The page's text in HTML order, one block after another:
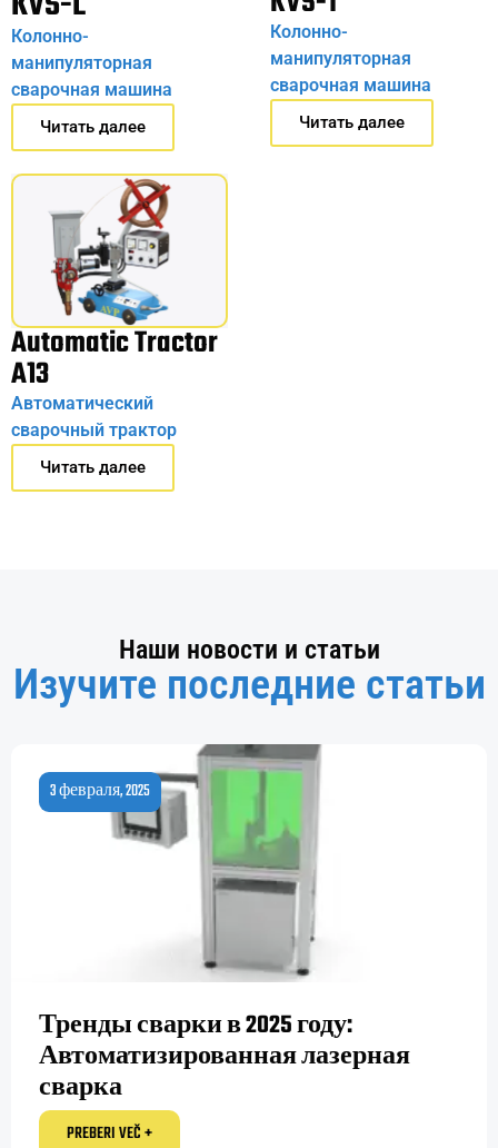
Колонно-
манипуляторная
сварочная машина
Читать далее
Колонно-
манипуляторная
сварочная машина
Читать далее
Automatic Tractor
A13
Автоматический
сварочный трактор
Читать далее
Наши новости и статьи
Изучите последние статьи
Тренды сварки в 2025 году:
Автоматизированная лазерная
сварка
3 февраля, 2025
PREBERI VEČ +